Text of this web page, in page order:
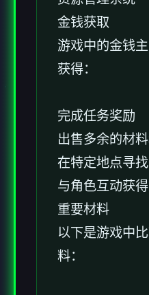
金钱获取
游戏中的金钱
获得：
完成任务奖励
出售多余的材
在特定地点寻
与角色互动获
重要材料
以下是游戏中
料：